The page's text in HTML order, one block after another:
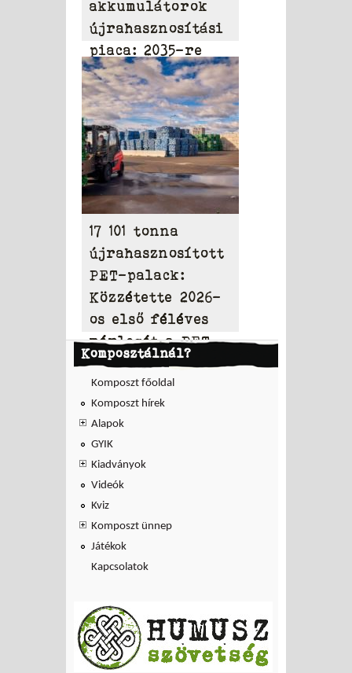
akkumulátorok
újrahasznosítási
piaca: 2035-re
elérheti a 31,95
milliárd dollárt
17 101 tonna
újrahasznosított
PET-palack:
Közzétette 2026-
os első féléves
mérlegét a PET
to PET
Komposztálnál?
Komposzt főoldal
Komposzt hírek
Alapok
GYIK
Kiadványok
Videók
Kviz
Komposzt ünnep
Játékok
Kapcsolatok